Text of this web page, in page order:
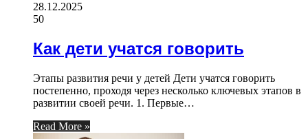
28.12.2025
50
Как дети учатся говорить
Этапы развития речи у детей Дети учатся говорить
постепенно, проходя через несколько ключевых этапов в
развитии своей речи. 1. Первые…
Read More »